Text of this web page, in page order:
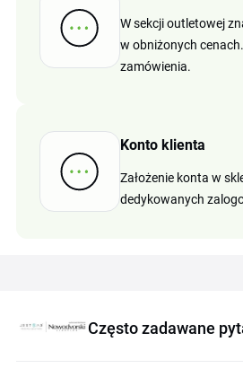
W sekcji outletowej
w obniżonych
zamówienia.
Konto klienta
Założenie konta w
dedykowanych
Często zadawane